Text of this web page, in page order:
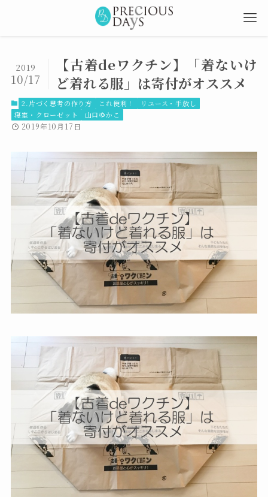
【古着deワクチン】「着ないけ
ど着れる服」は寄付がオススメ
2019
10/17
2.片づく思考の作り方 これ便利！
リユース・手放し
寝室・クローゼット
山口ゆかこ
2019年10月17日